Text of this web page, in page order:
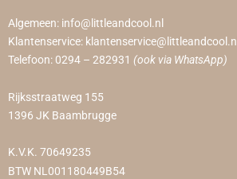
Algemeen: info@littleandcool.nl
Klantenservice: klantenservice@littleandcool.nl
Telefoon: 0294 – 282931 (ook via WhatsApp)
Rijksstraatweg 155
1396 JK Baambrugge
K.V.K. 70649235
BTW NL001180449B54